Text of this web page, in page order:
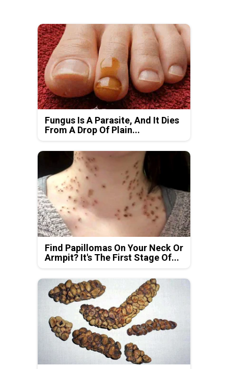
Fungus Is A Parasite, And It Dies
From A Drop Of Plain...
Find Papillomas On Your Neck Or
Armpit? It's The First Stage Of...